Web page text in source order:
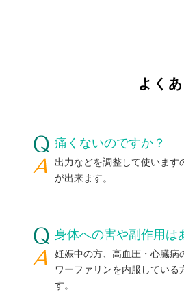
よく
痛くないのですか？
出力などを調整して使いま
が出来ます。
身体への害や副作用は
妊娠中の方、高血圧・心臓病
ワーファリンを内服してい
す。